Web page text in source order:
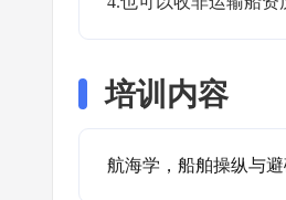
培训内容
航海学，船舶操纵与